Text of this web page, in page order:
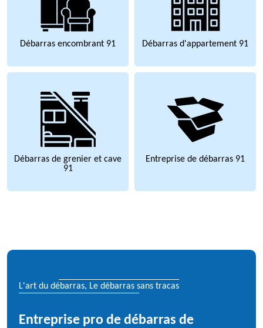
Débarras encombrant 91 Débarras d'appartement 91
Débarras de grenier et cave
91
Entreprise de débarras 91
L'art du débarras, Le débarras sans tracas
Entreprise pro de débarras de